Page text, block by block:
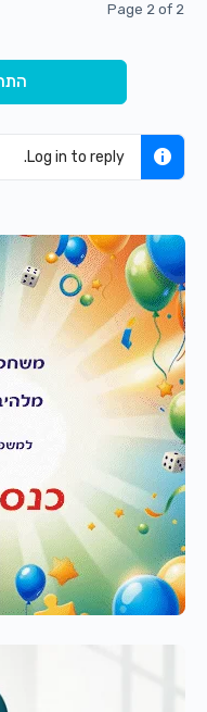
Page 2 of 2
Log in to reply.